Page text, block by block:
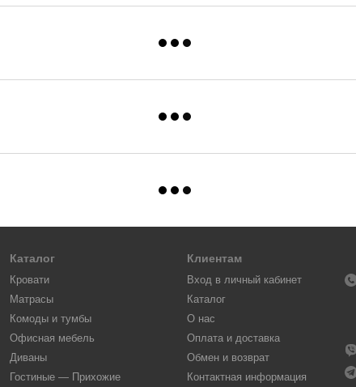
Каталог
Кровати
Матрасы
Комоды и тумбы
Офисная мебель
Диваны
Гостиные — Прихожие
Клиентам
Вход в личный кабинет
Каталог
О нас
Оплата и доставка
Обмен и возврат
Контактная информация